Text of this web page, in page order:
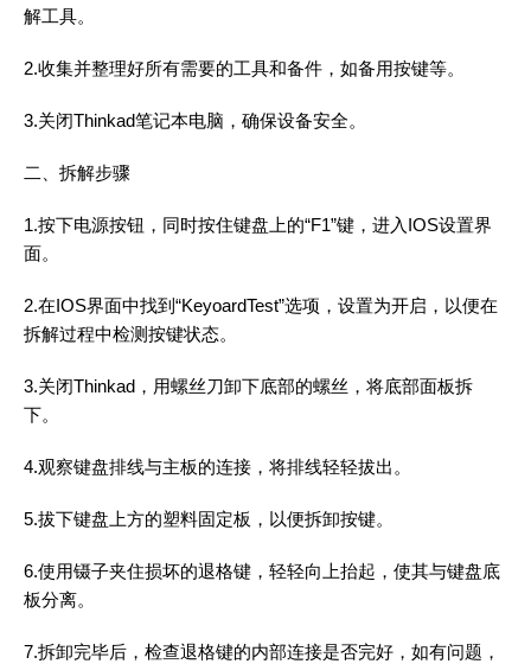
解工具。
2.收集并整理好所有需要的工具和备件，如备用按键等。
3.关闭Thinkad笔记本电脑，确保设备安全。
二、拆解步骤
1.按下电源按钮，同时按住键盘上的“F1”键，进入IOS设置界
面。
2.在IOS界面中找到“KeyoardTest”选项，设置为开启，以便在
拆解过程中检测按键状态。
3.关闭Thinkad，用螺丝刀卸下底部的螺丝，将底部面板拆
下。
4.观察键盘排线与主板的连接，将排线轻轻拔出。
5.拔下键盘上方的塑料固定板，以便拆卸按键。
6.使用镊子夹住损坏的退格键，轻轻向上抬起，使其与键盘底
板分离。
7.拆卸完毕后，检查退格键的内部连接是否完好，如有问题，